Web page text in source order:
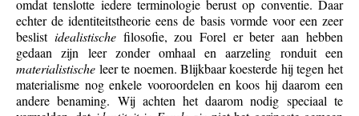
omdat tenslotte iedere terminologie berust op conventie. Daar
echter de identiteitstheorie eens de basis vormde voor een zeer
beslist idealistischefilosofie, zou Forel er beter aan hebben
gedaan zijn leer zonder omhaal en aarzeling ronduit een
materialistische leer te noemen. Blijkbaar koesterde hij tegen het
materialisme nog enkele vooroordelen en koos hij daarom een
andere benaming. Wij achten het daarom nodig speciaal te